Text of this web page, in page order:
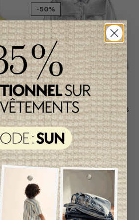
-50%
Jacket Little Marc Jacobs
Fille
8 ans
307,95$CA
153,95$CA
unique
-50%